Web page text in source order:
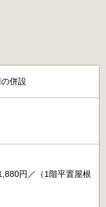
併設
円／（1階平置屋根